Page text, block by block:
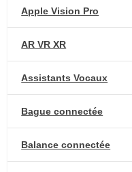
Apple Vision Pro
AR VR XR
Assistants Vocaux
Bague connectée
Balance connectée